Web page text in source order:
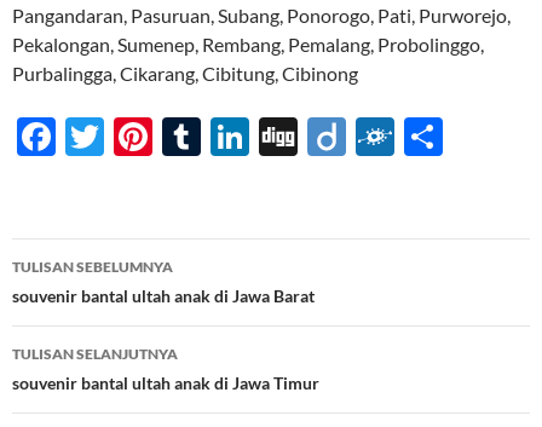
Pangandaran, Pasuruan, Subang, Ponorogo, Pati, Purworejo,
Pekalongan, Sumenep, Rembang, Pemalang, Probolinggo,
Purbalingga, Cikarang, Cibitung, Cibinong
F
b
o
o
k
T
er
Pi
es
t
T
bl
r
Li
e
dI
n
Di Di F
d e
Navigasi
Tulisan
TULISAN SEBELUMNYA
souvenir bantal ultah anak di Jawa Barat
TULISAN SELANJUTNYA
souvenir bantal ultah anak di Jawa Timur